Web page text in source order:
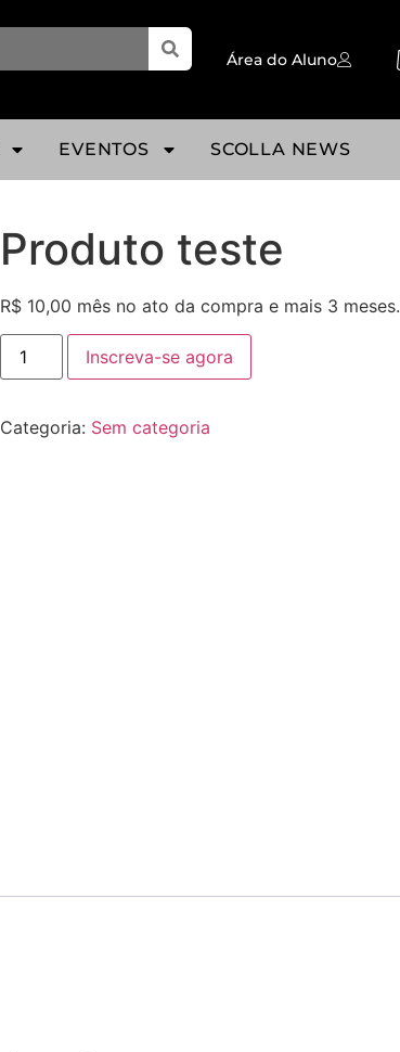
Área do Aluno
EVENTOS SCOLLA NEWS
Produto teste
R$10,00 mês no ato da compra e mais 3 meses.
Inscreva-se agora
Categoria: Sem categoria